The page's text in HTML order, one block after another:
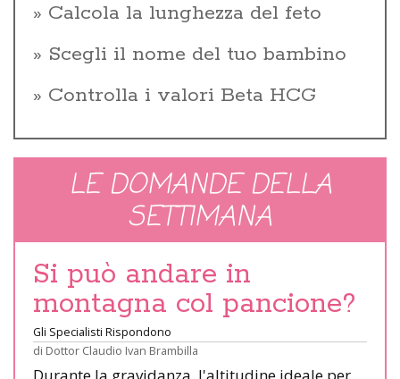
Calcola la lunghezza del feto
Scegli il nome del tuo bambino
Controlla i valori Beta HCG
LE DOMANDE DELLA
SETTIMANA
Si può andare in
montagna col pancione?
Gli Specialisti Rispondono
di Dottor Claudio Ivan Brambilla